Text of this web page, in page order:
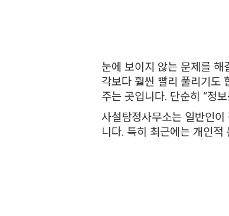
눈에 보이지 않는 문제를
각보다 훨씬 빨리 풀리기도
주는 곳입니다. 단순히 “정
사설탐정사무소는 일반인
니다. 특히 최근에는 개인